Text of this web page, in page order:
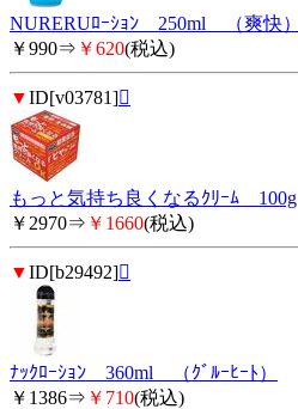
NURERUﾛｰｼｮﾝ 250ml （爽快）
￥990⇒ ￥620(税込)
▼ID[v03781]
もっと気持ち良くなるｸﾘｰﾑ 100g
￥2970⇒ ￥1660(税込)
▼ID[b29492]
ﾅｯｸﾛｰｼｮﾝ 360ml （ｸﾞﾙｰﾋｰﾄ）
￥1386⇒ ￥710(税込)